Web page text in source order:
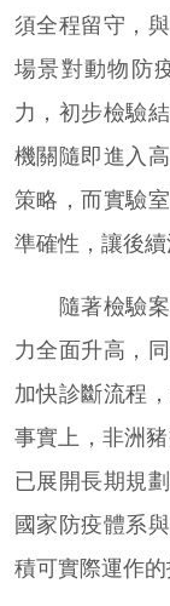
須全程留守，
場景對動物防
力，初步檢驗
機關隨即進入
策略，而實驗
準確性，讓後續
隨著檢驗案
力全面升高，
加快診斷流程
事實上，非洲
已展開長期規
國家防疫體系
積可實際運作的